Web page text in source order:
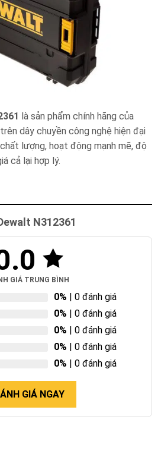
là sản phẩm chính hãng của
dây chuyền công nghệ hiện đại
lượng, hoạt động mạnh mẽ, độ
cả lại hợp lý.
N312361
GIÁ TRUNG BÌNH
0% | 0 đánh giá
0% | 0 đánh giá
0% | 0 đánh giá
0% | 0 đánh giá
0% | 0 đánh giá
GIÁ NGAY